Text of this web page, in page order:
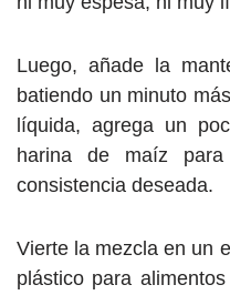
Luego, añade la
batiendo un minuto
líquida, agrega un
harina de maíz
consistencia deseada.
Vierte la mezcla en un
plástico para